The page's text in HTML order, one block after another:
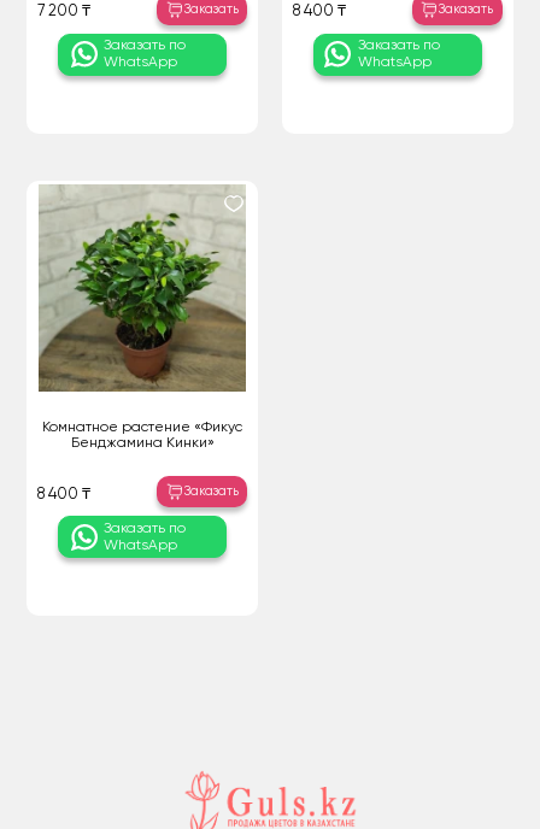
7 200 ₸ Заказать
Заказать по
WhatsApp
8 400 ₸ Заказать
Заказать по
WhatsApp
Комнатное растение «Фикус
Бенджамина Кинки»
8 400 ₸ Заказать
Заказать по
WhatsApp